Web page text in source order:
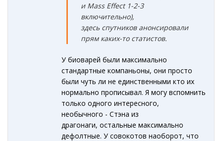
и Mass Effect 1-2-3
включительно),
здесь спутников анонсировали
прям каких-то статистов.
У биоварей были максимально
стандартные компаньоны, они просто
были чуть ли не единственными кто их
нормально прописывал. Я могу вспомнить
только одного интересного,
необычного - Стэна из
драгонаги, остальные максимально
дефолтные. У совокотов наоборот, что